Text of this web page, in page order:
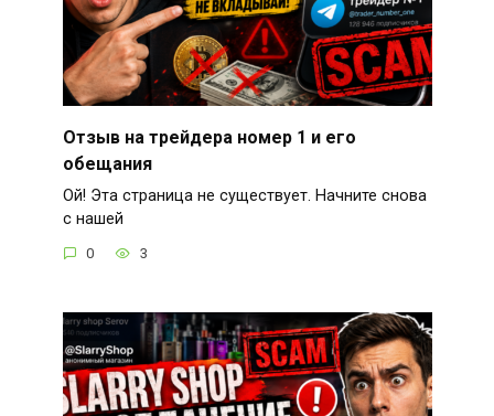
Отзыв на трейдера номер 1 и его
обещания
Ой! Эта страница не существует. Начните снова
с нашей
0 3